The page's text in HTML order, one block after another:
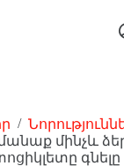
/
մինչև
գնելը